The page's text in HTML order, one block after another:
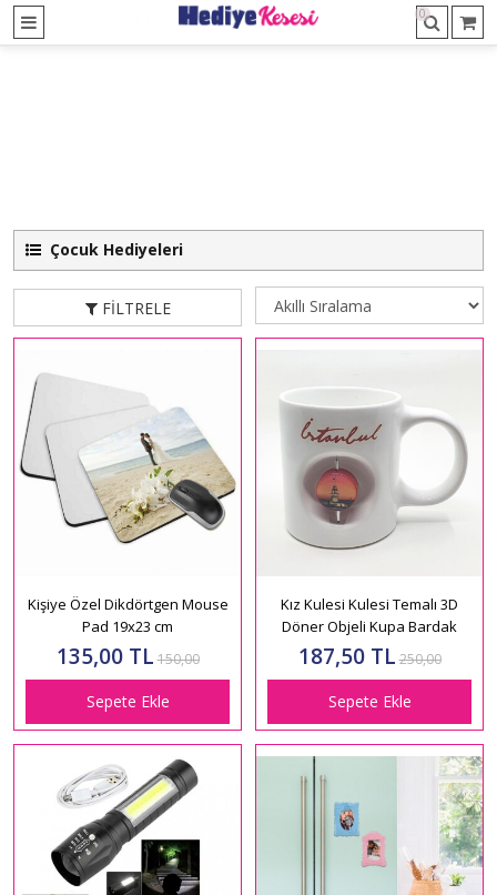
0
Ana Sayfa KİME HEDİYE Çocuk Hediyeleri
Çocuk Hediyeleri
FILTRELE
Kişiye Özel Dikdörtgen Mouse
Pad 19x23 cm
135,00 TL 150,00
Sepete Ekle
Kız Kulesi Kulesi Temalı 3D
Döner Objeli Kupa Bardak
187,50 TL 250,00
Sepete Ekle